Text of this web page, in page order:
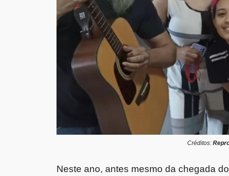
Créditos:
Neste ano, antes mesmo da chegada